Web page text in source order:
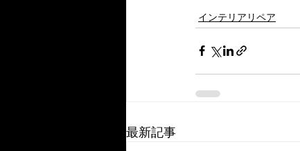
インテリアリペア
最新記事